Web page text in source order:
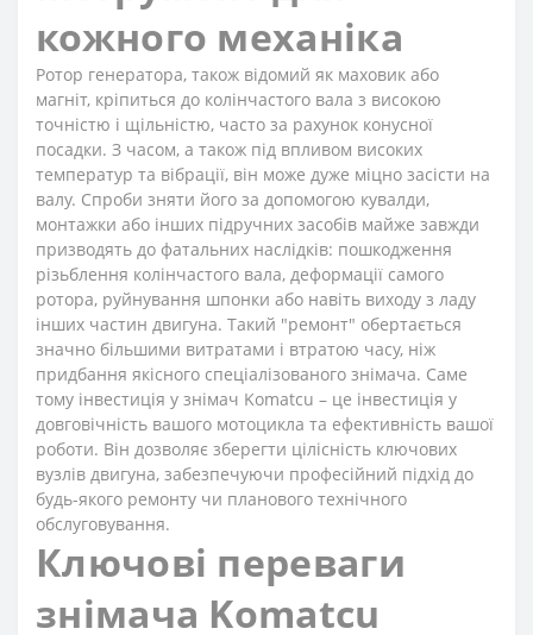
кожного механіка
Ротор генератора, також відомий як маховик або
магніт, кріпиться до колінчастого вала з високою
точністю і щільністю, часто за рахунок конусної
посадки. З часом, а також під впливом високих
температур та вібрації, він може дуже міцно засісти на
валу. Спроби зняти його за допомогою кувалди,
монтажки або інших підручних засобів майже завжди
призводять до фатальних наслідків: пошкодження
різьблення колінчастого вала, деформації самого
ротора, руйнування шпонки або навіть виходу з ладу
інших частин двигуна. Такий "ремонт" обертається
значно більшими витратами і втратою часу, ніж
придбання якісного спеціалізованого знімача. Саме
тому інвестиція у знімач Komatcu – це інвестиція у
довговічність вашого мотоцикла та ефективність вашої
роботи. Він дозволяє зберегти цілісність ключових
вузлів двигуна, забезпечуючи професійний підхід до
будь-якого ремонту чи планового технічного
обслуговування.
Ключові переваги
знімача Komatcu